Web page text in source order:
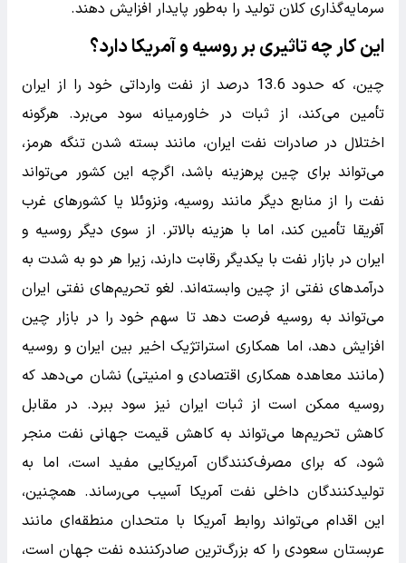
سرمایه‌گذاری کلان تولید را به‌طور پایدار افزایش دهند.
این کار چه تاثیری بر روسیه و‌ آمریکا دارد؟
چین، که حدود 13.6 درصد از نفت وارداتی خود را از ایران
تأمین می‌کند، از ثبات در خاورمیانه سود می‌برد. هرگونه
اختلال در صادرات نفت ایران، مانند بسته شدن تنگه هرمز،
می‌تواند برای چین پرهزینه باشد، اگرچه این کشور می‌تواند
نفت را از منابع دیگر مانند روسیه، ونزوئلا یا کشورهای غرب
آفریقا تأمین کند، اما با هزینه بالاتر. از سوی دیگر روسیه و
ایران در بازار نفت با یکدیگر رقابت دارند، زیرا هر دو به شدت به
درآمدهای نفتی از چین وابسته‌اند. لغو تحریم‌های نفتی ایران
می‌تواند به روسیه فرصت دهد تا سهم خود را در بازار چین
افزایش دهد، اما همکاری استراتژیک اخیر بین ایران و روسیه
(مانند معاهده همکاری اقتصادی و امنیتی) نشان می‌دهد که
روسیه ممکن است از ثبات ایران نیز سود ببرد. در مقابل
کاهش تحریم‌ها می‌تواند به کاهش قیمت جهانی نفت منجر
شود، که برای مصرف‌کنندگان آمریکایی مفید است، اما به
تولیدکنندگان داخلی نفت آمریکا آسیب می‌رساند. همچنین،
این اقدام می‌تواند روابط آمریکا با متحدان منطقه‌ای مانند
عربستان سعودی را که بزرگ‌ترین صادرکننده نفت جهان است،